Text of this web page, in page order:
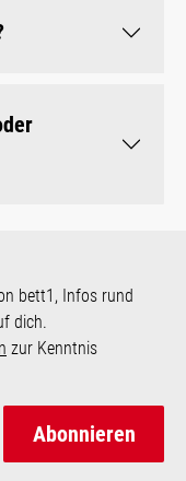
bett1, Infos rund
dich.
zur Kenntnis
Abonnieren